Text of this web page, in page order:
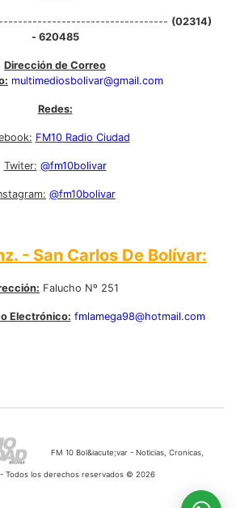
(02314)
- 620485
Dirección de Correo
multimediosbolivar@gmail.com
Redes:
FM10 Radio Ciudad
Twiter: @fm10bolivar
@fm10bolivar
- San Carlos De Bolívar:
Falucho Nº 251
Electrónico: fmlamega98@hotmail.com
FM 10 Bol&iacute;var - Noticias, Cronicas,
Todos los derechos reservados © 2026